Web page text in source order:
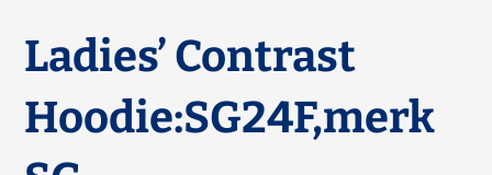
Ladies’ Contrast
Hoodie:SG24F,merk